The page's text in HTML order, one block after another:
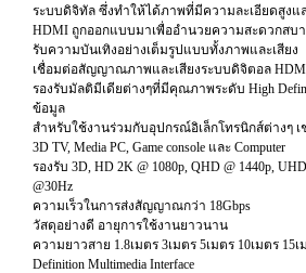
ระบบดิจิทัล ซึ่งทำให้ได้ภาพที่มีความละเอียดสูงแ
HDMI ถูกออกแบบมาเพื่ออำนวยความสะดวกสบ
รับความบันเทิงอย่างเต็มรูปแบบทั้งภาพและเสียง
เชื่อมต่อสัญญาณภาพและเสียงระบบดิจิตอล
รองรับมัลติมีเดียต่างๆที่มีคุณภาพระดับ High
ข้อมูล
สำหรับใช้งานร่วมกับอุปกรณ์อิเล็กโทรนิกส์ต่างๆ เช่
3D TV, Media PC, Game console และ Computer
รองรับ 3D, HD 2K @ 1080p, QHD @ 1440p,
@30Hz
ความเร็วในการส่งสัญญาณกว่า 18Gbps
วัสดุอย่างดี อายุการใช้งานยาวนาน
ความยาวสาย 1.8เมตร 3เมตร 5เมตร 10เมตร 15
Definition Multimedia Interface